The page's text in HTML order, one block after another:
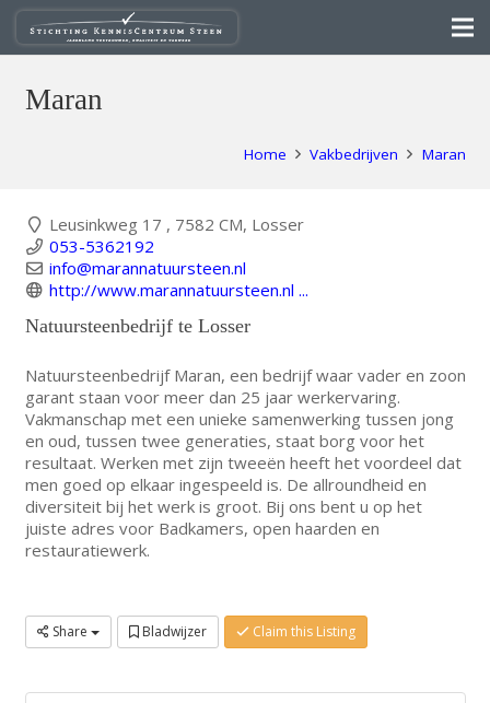
Maran
Home Vakbedrijven Maran
Leusinkweg 17 , 7582 CM, Losser
053-5362192
info@marannatuursteen.nl
http://www.marannatuursteen.nl ...
Natuursteenbedrijf te Losser
Natuursteenbedrijf Maran, een bedrijf waar vader en zoon
garant staan voor meer dan 25 jaar werkervaring.
Vakmanschap met een unieke samenwerking tussen jong
en oud, tussen twee generaties, staat borg voor het
resultaat. Werken met zijn tweeën heeft het voordeel dat
men goed op elkaar ingespeeld is. De allroundheid en
diversiteit bij het werk is groot. Bij ons bent u op het
juiste adres voor Badkamers, open haarden en
restauratiewerk.
Share Bladwijzer Claim this Listing